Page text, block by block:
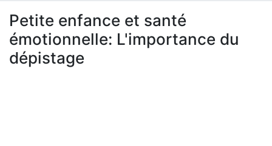
À propos
Petite enfance et santé
émotionnelle: L'importance du
dépistage